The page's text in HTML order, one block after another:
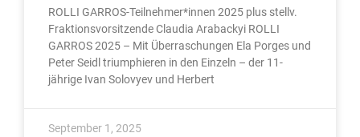
ROLLI GARROS-Teilnehmer*innen 2025 plus stellv.
Fraktionsvorsitzende Claudia Arabackyi ROLLI
GARROS 2025 – Mit Überraschungen Ela Porges und
Peter Seidl triumphieren in den Einzeln – der 11-
jährige Ivan Solovyev und Herbert
September 1, 2025